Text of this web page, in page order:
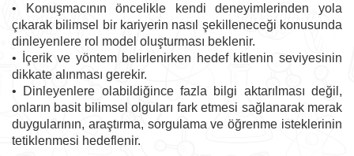
• Konuşmacının öncelikle kendi deneyimlerinden yola
çıkarak bilimsel bir kariyerin nasıl şekilleneceği konusunda
dinleyenlere rol model oluşturması beklenir.
• İçerik ve yöntem belirlenirken hedef kitlenin seviyesinin
dikkate alınması gerekir.
• Dinleyenlere olabildiğince fazla bilgi aktarılması değil,
onların basit bilimsel olguları fark etmesi sağlanarak merak
duygularının, araştırma, sorgulama ve öğrenme isteklerinin
tetiklenmesi hedeflenir.